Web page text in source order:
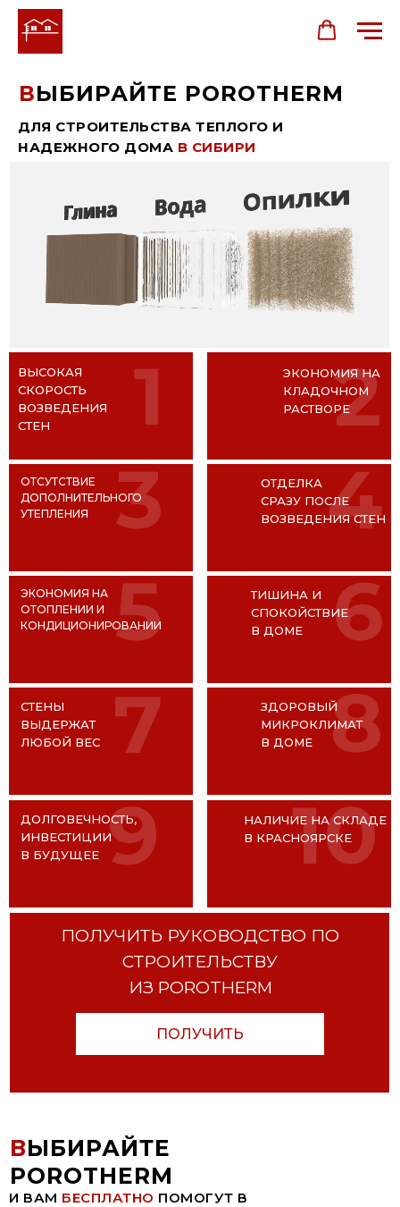
ВЫСОКАЯ
СКОРОСТЬ
ВОЗВЕДЕНИЯ
СТЕН
1 2
ЭКОНОМИЯ НА
КЛАДОЧНОМ
РАСТВОРЕ
ОТСУТСТВИЕ
ДОПОЛНИТЕЛЬНОГО
УТЕПЛЕНИЯ
3
ОТДЕЛКА
СРАЗУ ПОСЛЕ
ВОЗВЕДЕНИЯ СТЕН
4
ЭКОНОМИЯ НА
ОТОПЛЕНИИ И
КОНДИЦИОНИРОВАНИИ
5
ТИШИНА И
СПОКОЙСТВИЕ
В ДОМЕ
6
ВЫБИРАЙТЕ POROTHERM
ДЛЯ СТРОИТЕЛЬСТВА ТЕПЛОГО И
НАДЕЖНОГО ДОМА В СИБИРИ
7
СТЕНЫ
ВЫДЕРЖАТ
ЛЮБОЙ ВЕС
ПОЛУЧИТЬ РУКОВОДСТВО ПО
СТРОИТЕЛЬСТВУ
ИЗ POROTHERM
ПОЛУЧИТЬ
ЗДОРОВЫЙ
МИКРОКЛИМАТ
В ДОМЕ
8
ДОЛГОВЕЧНОСТЬ,
ИНВЕСТИЦИИ
В БУДУЩЕЕ
9
НАЛИЧИЕ НА СКЛАДЕ
В КРАСНОЯРСКЕ
10
Поставьте галочку - получить и
Чтобы получить эти документы по
ВЫБИРАЙТЕ
POROTHERM
И ВАМ БЕСПЛАТНО ПОМОГУТ В